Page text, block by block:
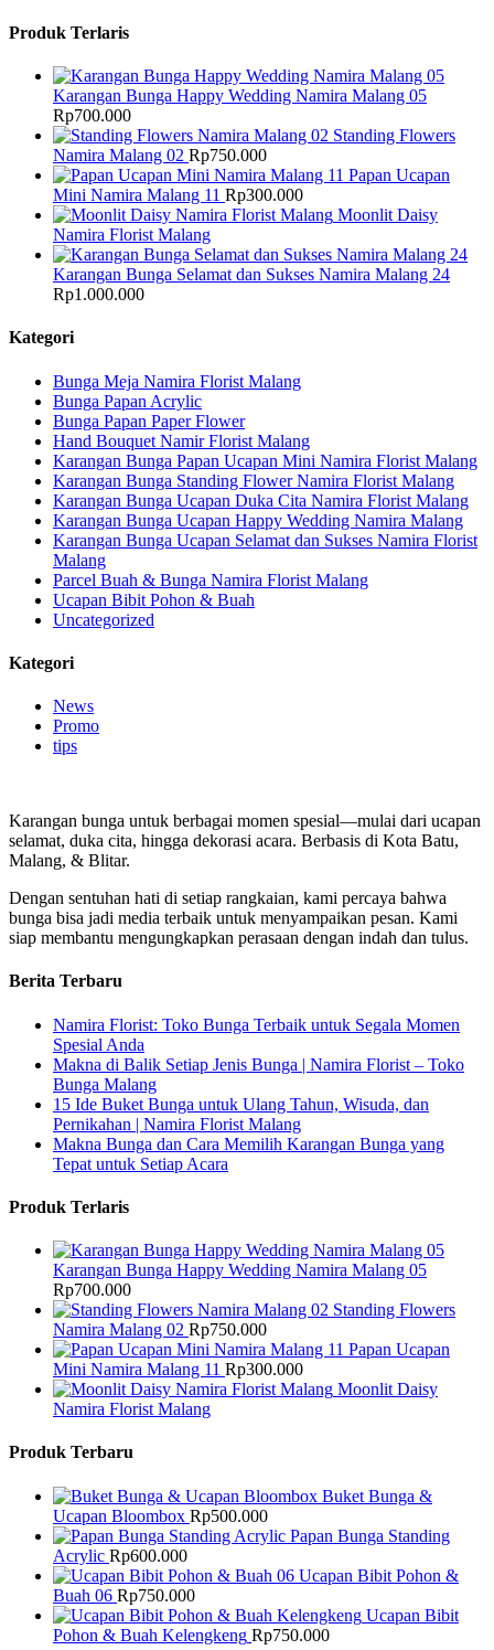
Produk Terlaris
Karangan Bunga Happy Wedding Namira Malang 05
Rp700.000
Standing Flowers
Namira Malang 02 Rp750.000
Papan Ucapan
Mini Namira Malang 11 Rp300.000
Moonlit Daisy
Namira Florist Malang
Karangan Bunga Selamat dan Sukses Namira Malang 24
Rp1.000.000
Kategori
Bunga Meja Namira Florist Malang
Bunga Papan Acrylic
Bunga Papan Paper Flower
Hand Bouquet Namir Florist Malang
Karangan Bunga Papan Ucapan Mini Namira Florist Malang
Karangan Bunga Standing Flower Namira Florist Malang
Karangan Bunga Ucapan Duka Cita Namira Florist Malang
Karangan Bunga Ucapan Happy Wedding Namira Malang
Karangan Bunga Ucapan Selamat dan Sukses Namira Florist
Malang
Parcel Buah & Bunga Namira Florist Malang
Ucapan Bibit Pohon & Buah
Uncategorized
Kategori
News
Promo
tips
Karangan bunga untuk berbagai momen spesial—mulai dari ucapan
selamat, duka cita, hingga dekorasi acara. Berbasis di Kota Batu,
Malang, & Blitar.
Dengan sentuhan hati di setiap rangkaian, kami percaya bahwa
bunga bisa jadi media terbaik untuk menyampaikan pesan. Kami
siap membantu mengungkapkan perasaan dengan indah dan tulus.
Berita Terbaru
Namira Florist: Toko Bunga Terbaik untuk Segala Momen
Spesial Anda
Makna di Balik Setiap Jenis Bunga | Namira Florist – Toko
Bunga Malang
15 Ide Buket Bunga untuk Ulang Tahun, Wisuda, dan
Pernikahan | Namira Florist Malang
Makna Bunga dan Cara Memilih Karangan Bunga yang
Tepat untuk Setiap Acara
Produk Terlaris
Karangan Bunga Happy Wedding Namira Malang 05
Rp700.000
Standing Flowers
Namira Malang 02 Rp750.000
Papan Ucapan
Mini Namira Malang 11 Rp300.000
Moonlit Daisy
Namira Florist Malang
Produk Terbaru
Buket Bunga &
Ucapan Bloombox Rp500.000
Papan Bunga Standing
Acrylic Rp600.000
Ucapan Bibit Pohon &
Buah 06 Rp750.000
Ucapan Bibit
Pohon & Buah Kelengkeng Rp750.000